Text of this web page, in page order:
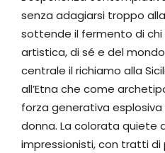
senza adagiarsi troppo
sottende il fermento di chi
artistica, di sé e del
centrale il richiamo alla
all’Etna che come
forza generativa
donna. La colorata quiete
impressionisti, con tratti di